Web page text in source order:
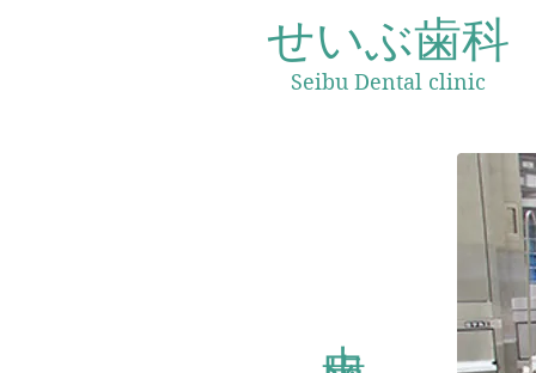
せいぶ歯科
Seibu Dental clinic